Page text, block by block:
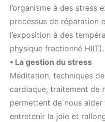
l’organisme à des stress
processus de réparation
l’exposition à des
physique fractionné HIIT).
• La gestion du stress
Méditation, techniques
cardiaque, traitement de
permettent de nous aider
entretenir la joie et